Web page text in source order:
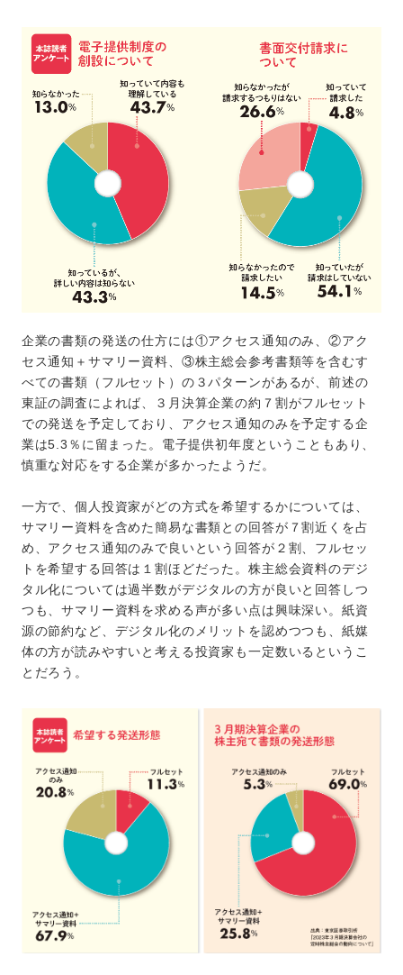
企業の書類の発送の仕方には①アクセス通知のみ、②アク
セス通知＋サマリー資料、③株主総会参考書類等を含むす
べての書類（フルセット）の３パターンがあるが、前述の
東証の調査によれば、３月決算企業の約７割がフルセット
での発送を予定しており、アクセス通知のみを予定する企
業は5.3％に留まった。電子提供初年度ということもあり、
慎重な対応をする企業が多かったようだ。
一方で、個人投資家がどの方式を希望するかについては、
サマリー資料を含めた簡易な書類との回答が７割近くを占
め、アクセス通知のみで良いという回答が２割、フルセッ
トを希望する回答は１割ほどだった。株主総会資料のデジ
タル化については過半数がデジタルの方が良いと回答しつ
つも、サマリー資料を求める声が多い点は興味深い。紙資
源の節約など、デジタル化のメリットを認めつつも、紙媒
体の方が読みやすいと考える投資家も一定数いるというこ
とだろう。